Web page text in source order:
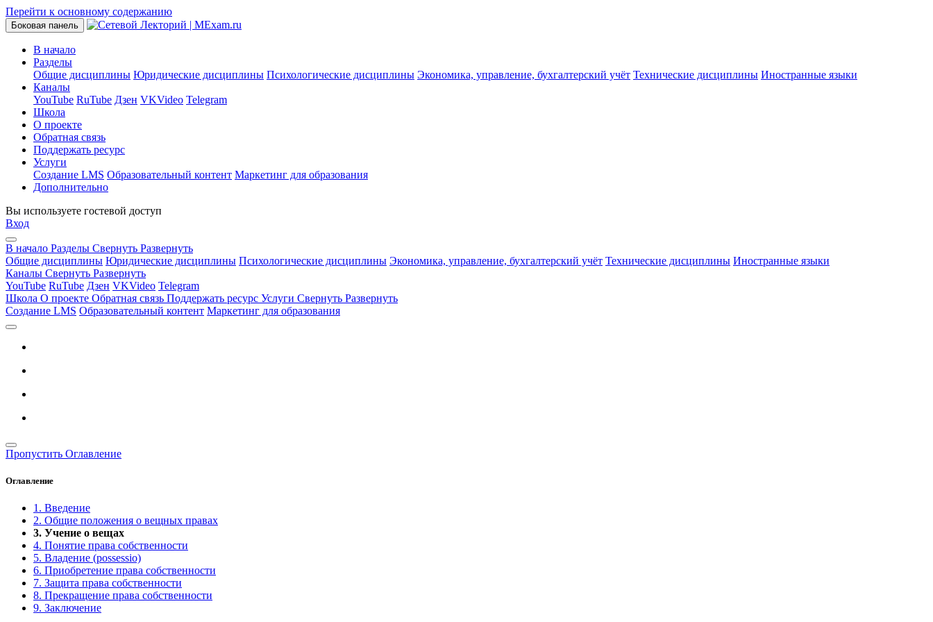
Перейти к основному содержанию
Боковая панель
В начало
Разделы
Общие дисциплины Юридические дисциплины Психологические дисциплины Экономика, управление, бухгалтерский учёт Технические дисциплины Иностранные языки
Каналы
YouTube RuTube Дзен VKVideo Telegram
Школа
О проекте
Обратная связь
Поддержать ресурс
Услуги
Создание LMS Образовательный контент Маркетинг для образования
Дополнительно
Вы используете гостевой доступ
Вход
В начало Разделы Свернуть Развернуть
Общие дисциплины Юридические дисциплины Психологические дисциплины Экономика, управление, бухгалтерский учёт Технические дисциплины Иностранные языки
Каналы Свернуть Развернуть
YouTube RuTube Дзен VKVideo Telegram
Школа О проекте Обратная связь Поддержать ресурс Услуги Свернуть Развернуть
Создание LMS Образовательный контент Маркетинг для образования
Пропустить Оглавление
Оглавление
1. Введение
2. Общие положения о вещных правах
3. Учение о вещах
4. Понятие права собственности
5. Владение (possessio)
6. Приобретение права собственности
7. Защита права собственности
8. Прекращение права собственности
9. Заключение